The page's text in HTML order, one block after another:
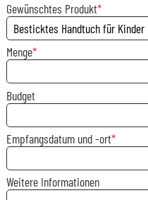
Gewünschtes Produkt
Menge
Budget
Empfangsdatum und -ort
Weitere Informationen